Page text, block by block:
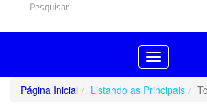
Toggle
navigation
Página Inicial
Listando as Principais